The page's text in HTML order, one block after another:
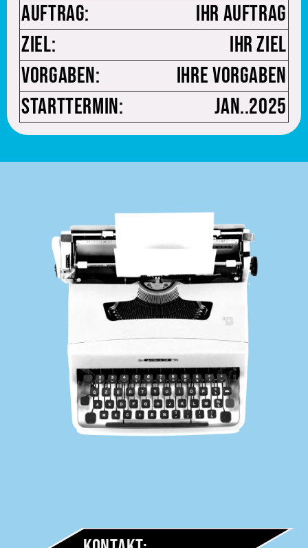
Auftrag:
Ihr Auftrag
Ziel:
Ihr Ziel
Vorgaben:
Ihre Vorgaben
Starttermin:
Jan..2025